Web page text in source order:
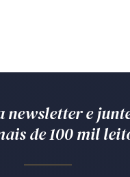
newsletter e
de 100 mil